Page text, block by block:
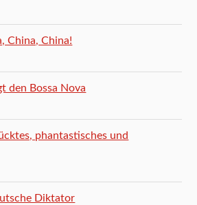
China, China!
den Bossa Nova
phantastisches und
Diktator